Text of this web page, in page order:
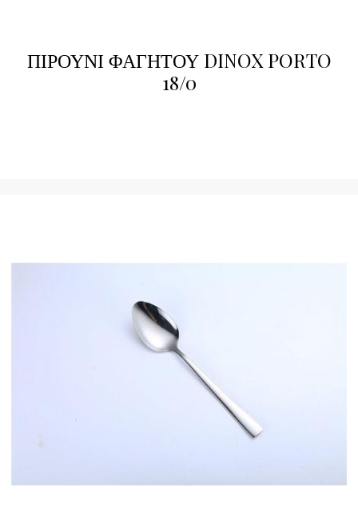
ΠΙΡΟΥΝΙ ΦΑΓΗΤΟΥ DINOX PORTO
18/0